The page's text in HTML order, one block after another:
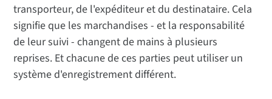
transporteur, de l'expéditeur et du destinataire. Cela
signifie que les marchandises - et la responsabilité
de leur suivi - changent de mains à plusieurs
reprises. Et chacune de ces parties peut utiliser un
système d'enregistrement différent.